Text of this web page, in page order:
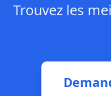
Trouvez les